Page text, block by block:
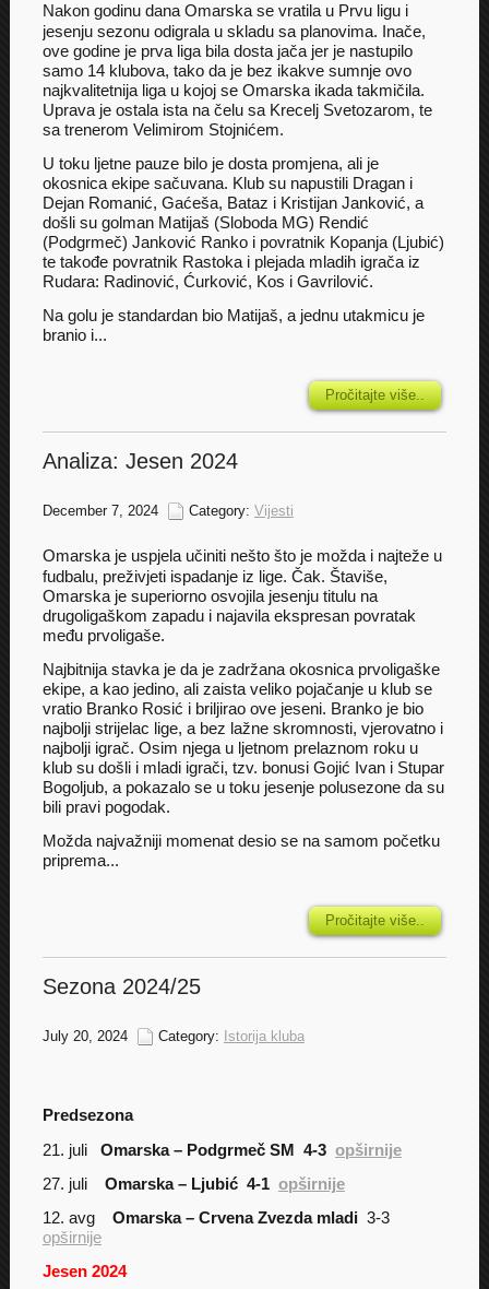
Nakon godinu dana Omarska se vratila u Prvu ligu i
jesenju sezonu odigrala u skladu sa planovima. Inače,
ove godine je prva liga bila dosta jača jer je nastupilo
samo 14 klubova, tako da je bez ikakve sumnje ovo
najkvalitetnija liga u kojoj se Omarska ikada takmičila.
Uprava je ostala ista na čelu sa Krecelj Svetozarom, te
sa trenerom Velimirom Stojnićem.
U toku ljetne pauze bilo je dosta promjena, ali je
okosnica ekipe sačuvana. Klub su napustili Dragan i
Dejan Romanić, Gaćeša, Bataz i Kristijan Janković, a
došli su golman Matijaš (Sloboda MG) Rendić
(Podgrmeč) Janković Ranko i povratnik Kopanja (Ljubić)
te takođe povratnik Rastoka i plejada mladih igrača iz
Rudara: Radinović, Ćurković, Kos i Gavrilović.
Na golu je standardan bio Matijaš, a jednu utakmicu je
branio i...
Pročitajte više..
Analiza: Jesen 2024
December 7, 2024 Category: Vijesti
Omarska je uspjela učiniti nešto što je možda i najteže u
fudbalu, preživjeti ispadanje iz lige. Čak. Štaviše,
Omarska je superiorno osvojila jesenju titulu na
drugoligaškom zapadu i najavila ekspresan povratak
među prvoligaše.
Najbitnija stavka je da je zadržana okosnica prvoligaške
ekipe, a kao jedino, ali zaista veliko pojačanje u klub se
vratio Branko Rosić i briljirao ove jeseni. Branko je bio
najbolji strijelac lige, a bez lažne skromnosti, vjerovatno i
najbolji igrač. Osim njega u ljetnom prelaznom roku u
klub su došli i mladi igrači, tzv. bonusi Gojić Ivan i Stupar
Bogoljub, a pokazalo se u toku jesenje polusezone da su
bili pravi pogodak.
Možda najvažniji momenat desio se na samom početku
priprema...
Pročitajte više..
Sezona 2024/25
July 20, 2024 Category: Istorija kluba
Predsezona
21. juli Omarska – Podgrmeč SM 4-3 opširnije
27. juli Omarska – Ljubić 4-1 opširnije
12. avg Omarska – Crvena Zvezda mladi 3-3
opširnije
Jesen 2024